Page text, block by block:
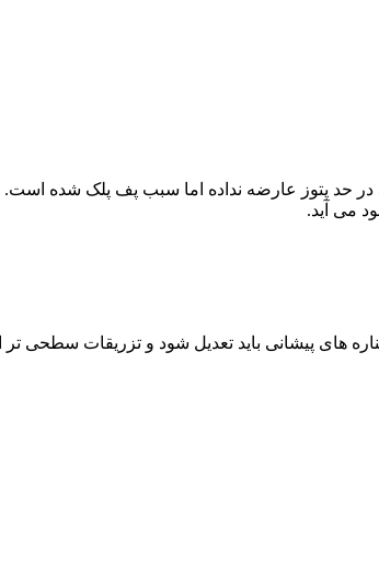
حد پتوز عارضه نداده اما سبب پف پلک شده است.
می آید.